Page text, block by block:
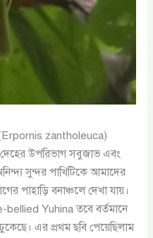
zantholeuca)
দেহের উপরিভাগ সবুজাভ এবং
সুন্দর পাখিটিকে আমাদের
পাহাড়ি বনাঞ্চলে দেখা যায়।
Yuhina তবে বর্তমানে
এর প্রথম ছবি পেয়েছিলাম